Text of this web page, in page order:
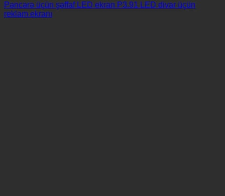
Pəncərə üçün şəffaf LED ekran P3.91 LED divar üçün
reklam ekranı